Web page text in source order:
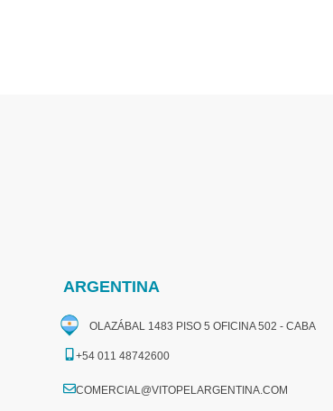
ARGENTINA
OLAZÁBAL 1483 PISO 5 OFICINA 502 - CABA
+54 011 48742600​
COMERCIAL@VITOPELARGENTINA.COM​